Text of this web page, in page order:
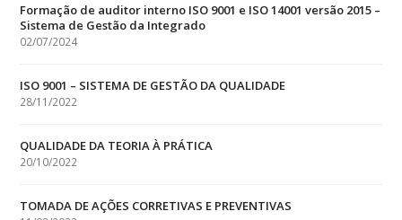
Formação de auditor interno ISO 9001 e ISO 14001 versão 2015 –
Sistema de Gestão da Integrado
02/07/2024
ISO 9001 – SISTEMA DE GESTÃO DA QUALIDADE
28/11/2022
QUALIDADE DA TEORIA À PRÁTICA
20/10/2022
TOMADA DE AÇÕES CORRETIVAS E PREVENTIVAS